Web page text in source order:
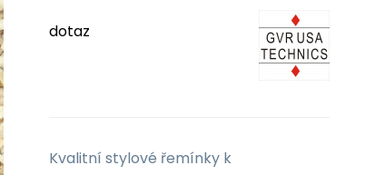
dotaz
Kvalitní stylové řemínky k